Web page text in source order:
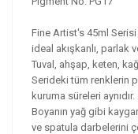
Fine Artist's 45ml
ideal akışkanlı, parlak
Tuval, ahşap, keten,
Serideki tüm renklerin
kuruma süreleri aynıdır.
Boyanın yağ gibi
ve spatula darbelerini